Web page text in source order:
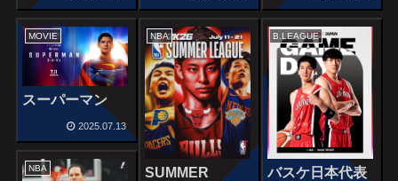
MOVIE
スーパーマン
2025.07.13
NBA
SUMMER
B.LEAGUE
バスケ日本代表
NBA